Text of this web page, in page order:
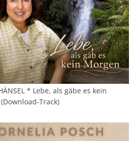
* Lebe, als gäbe es kein
Track)